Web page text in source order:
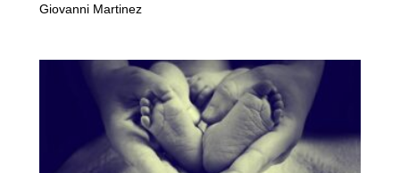
Giovanni Martinez